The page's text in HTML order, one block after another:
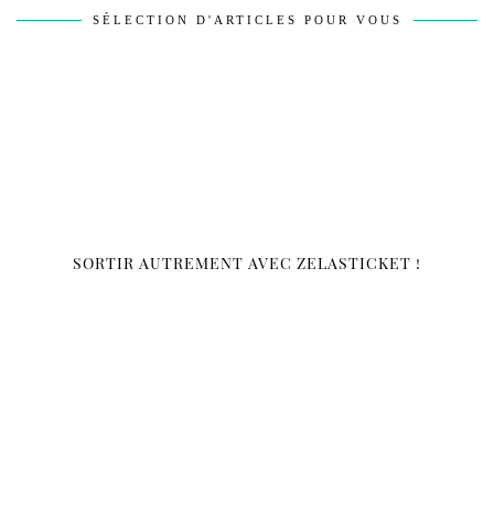
SÉLECTION D'ARTICLES POUR VOUS
SORTIR AUTREMENT AVEC ZELASTICKET !